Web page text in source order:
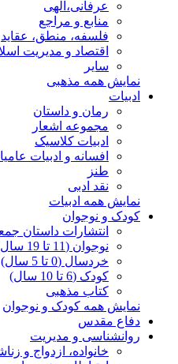
عرفانی،الهی
منابع و مراجع
فلسفه، منطق، عقاید
اقتصاد و مدیریت
سایر
نمایش همه مذهبی
ادبیات
رمان و داستان
مجموعه اشعار
ادبیات کلاسیک
افسانه و ادبیات
طنز
نقد ادبی
نمایش همه ادبیات
کودک و نوجوان
انتشارات داستان
نوجوان (11 تا 19 سال)
خردسال (0 تا 5 سال)
کودک (6 تا 10 سال)
کتاب مذهبی
نمایش همه کودک و نوجوان
دفاع مقدس
روانشناسی و مدیریت
خانواده، ازدواج و